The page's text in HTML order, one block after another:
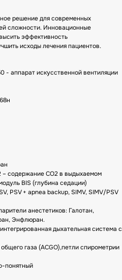
решение для современных
сложности. Инновационные
эффективность
исходы лечения пациентов.
- аппарат искусственной вентиляции
содержание CO2 в выдыхаемом
BIS (глубина седации)
PSV + apnea backup, SIMV, SIMV/PSV
анестетиков: Галотан,
Энфлюран.
дыхательная система с
газа (ACGO),петли спирометрии
понятный